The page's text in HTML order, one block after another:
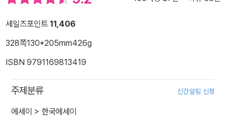
세일즈포인트 11,406
328쪽130*205mm426g
ISBN 9791169813419
주제분류 신간알림 신청
에세이 > 한국에세이